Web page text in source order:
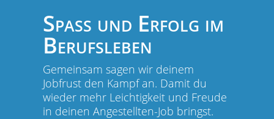
Spaß und Erfolg im
Berufsleben
Gemeinsam sagen wir deinem
Jobfrust den Kampf an. Damit du
wieder mehr Leichtigkeit und Freude
in deinen Angestellten-Job bringst.